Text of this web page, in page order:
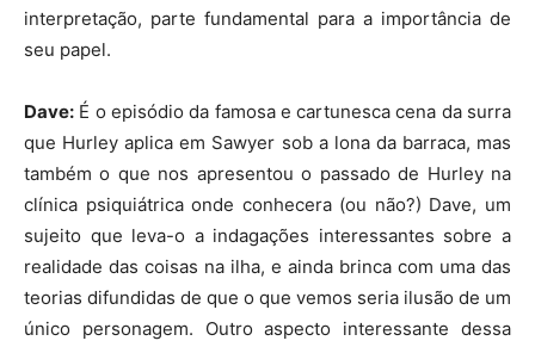
interpretação, parte fundamental para a importância de
seu papel.
Dave: É o episódio da famosa e cartunesca cena da surra
que Hurley aplica em Sawyer sob a lona da barraca, mas
também o que nos apresentou o passado de Hurley na
clínica psiquiátrica onde conhecera (ou não?) Dave, um
sujeito que leva-o a indagações interessantes sobre a
realidade das coisas na ilha, e ainda brinca com uma das
teorias difundidas de que o que vemos seria ilusão de um
único personagem. Outro aspecto interessante dessa